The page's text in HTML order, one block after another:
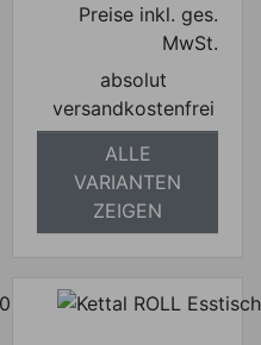
Preise inkl. ges.
MwSt.
absolut
versandkostenfrei
ALLE
VARIANTEN
ZEIGEN